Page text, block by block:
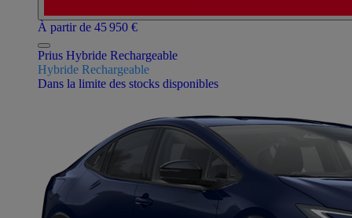
À partir de 45 950 €
Prius Hybride Rechargeable
Hybride Rechargeable
Dans la limite des stocks disponibles